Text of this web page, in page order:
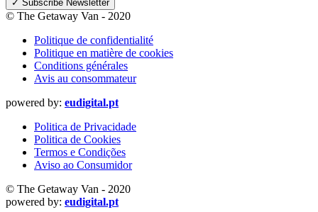
© The Getaway Van - 2020
Politique de confidentialité
Politique en matière de cookies
Conditions générales
Avis au consommateur
powered by: eudigital.pt
Politica de Privacidade
Politica de Cookies
Termos e Condições
Aviso ao Consumidor
© The Getaway Van - 2020
powered by: eudigital.pt